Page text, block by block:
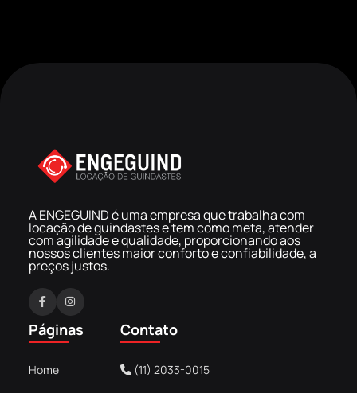
A ENGEGUIND é uma empresa que trabalha com
locação de guindastes e tem como meta, atender
com agilidade e qualidade, proporcionando aos
nossos clientes maior conforto e confiabilidade, a
preços justos.
F
a
c
b
I
n
Páginas
Home
Contato
(11) 2033-0015